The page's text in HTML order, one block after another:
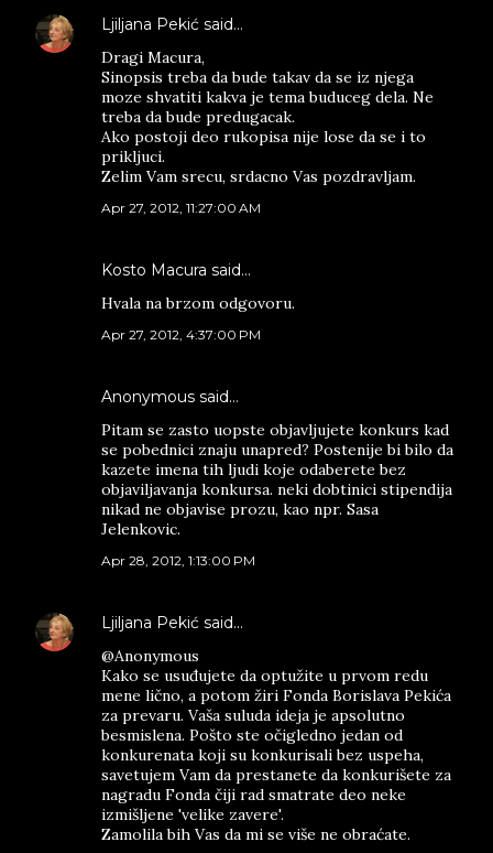
Ljiljana Pekić said…
Dragi Macura,
Sinopsis treba da bude takav da se iz njega
moze shvatiti kakva je tema buduceg dela. Ne
treba da bude predugacak.
Ako postoji deo rukopisa nije lose da se i to
prikljuci.
Zelim Vam srecu, srdacno Vas pozdravljam.
Apr 27, 2012, 11:27:00 AM
Kosto Macura said…
Hvala na brzom odgovoru.
Apr 27, 2012, 4:37:00 PM
Anonymous said…
Pitam se zasto uopste objavljujete konkurs kad
se pobednici znaju unapred? Postenije bi bilo da
kazete imena tih ljudi koje odaberete bez
objaviljavanja konkursa. neki dobtinici stipendija
nikad ne objavise prozu, kao npr. Sasa
Jelenkovic.
Apr 28, 2012, 1:13:00 PM
Ljiljana Pekić said…
@Anonymous
Kako se usuđujete da optužite u prvom redu
mene lično, a potom žiri Fonda Borislava Pekića
za prevaru. Vaša suluda ideja je apsolutno
besmislena. Pošto ste očigledno jedan od
konkurenata koji su konkurisali bez uspeha,
savetujem Vam da prestanete da konkurišete za
nagradu Fonda čiji rad smatrate deo neke
izmišljene 'velike zavere'.
Zamolila bih Vas da mi se više ne obraćate.